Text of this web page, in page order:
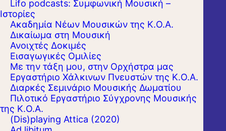
Lifo podcasts: Συμφωνική Μουσική –
Ιστορίες
Ακαδημία Νέων Μουσικών της Κ.Ο.Α.
Δικαίωμα στη Μουσική
Ανοιχτές Δοκιμές
Εισαγωγικές Ομιλίες
Με την τάξη μου, στην Ορχήστρα μας
Εργαστήριo Χάλκινων Πνευστών της Κ.Ο.Α.
Διαρκές Σεμινάριο Μουσικής Δωματίου
Πιλοτικό Εργαστήριο Σύγχρονης Μουσικής
της Κ.Ο.Α.
(Dis)playing Attica (2020)